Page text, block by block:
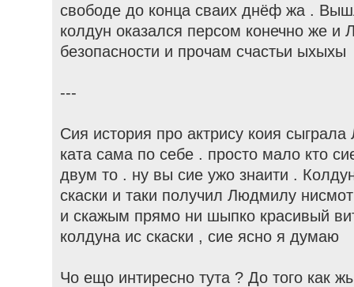
свободе до конца сваих днёф жа .
колдун оказался персом конечно же и
безопасности и прочам счастьи ыхыхы
---
Сия история про актрису коия
ката сама по себе . просто мало кто
двум то . ну вы сие ужо знаити .
скаски и таки получил Людмилу
и скажым прямо ни шыпко красивый
колдуна ис скаски , сие ясно я думаю
Чо ещо интиресно тута ? До того как